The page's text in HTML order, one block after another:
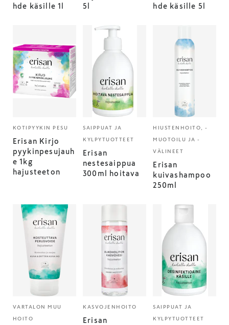
hde käsille 1l
5l
hde käsille 5l
KOTIPYYKIN PESU
Erisan Kirjo
pyykinpesujauh
e 1kg
hajusteeton
SAIPPUAT JA
KYLPYTUOTTEET
Erisan
nestesaippua
300ml hoitava
HIUSTENHOITO, -
MUOTOILU JA -
VÄLINEET
Erisan
kuivashampoo
250ml
VARTALON MUU
HOITO
KASVOJENHOITO
Erisan
SAIPPUAT JA
KYLPYTUOTTEET